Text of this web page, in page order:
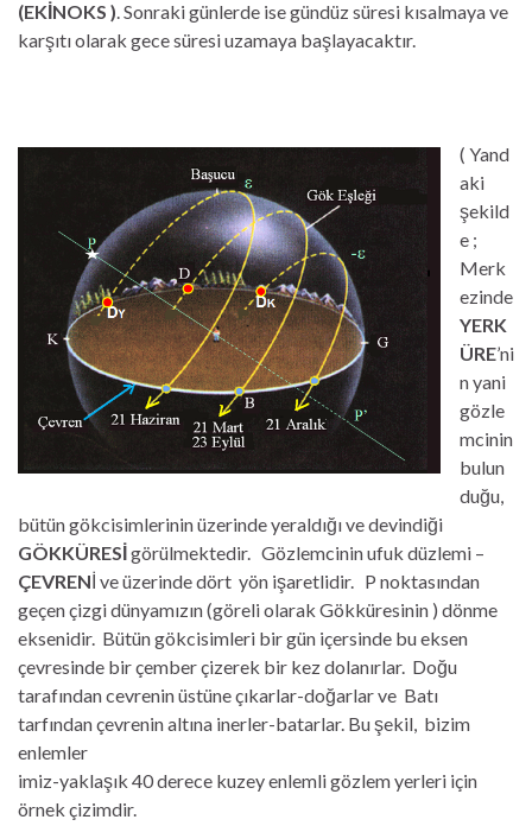
(EKİNOKS ). Sonraki günlerde ise gündüz süresi kısalmaya ve
karşıtı olarak gece süresi uzamaya başlayacaktır.
( Yand
aki
şekild
e ;
Merk
ezinde
YERK
ÜRE’ni
n yani
gözle
mcinin
bulun
duğu,
bütün gökcisimlerinin üzerinde yeraldığı ve devindiği
GÖKKÜRESİgörülmektedir. Gözlemcinin ufuk düzlemi –
ÇEVRENİ ve üzerinde dört yön işaretlidir. P noktasından
geçen çizgi dünyamızın (göreli olarak Gökküresinin ) dönme
eksenidir. Bütün gökcisimleri bir gün içersinde bu eksen
çevresinde bir çember çizerek bir kez dolanırlar. Doğu
tarafından cevrenin üstüne çıkarlar-doğarlar ve Batı
tarfından çevrenin altına inerler-batarlar. Bu şekil, bizim
enlemler
imiz-yaklaşık 40 derece kuzey enlemli gözlem yerleri için
örnek çizimdir.